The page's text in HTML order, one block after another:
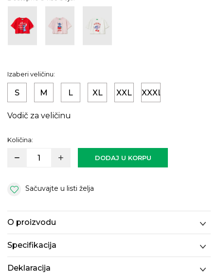
Izaberi veličinu:
S M L XL XXL XXXL
Vodič za veličinu
Količina:
DODAJ U KORPU
Sačuvajte u listi želja
O proizvodu
Specifikacija
Deklaracija